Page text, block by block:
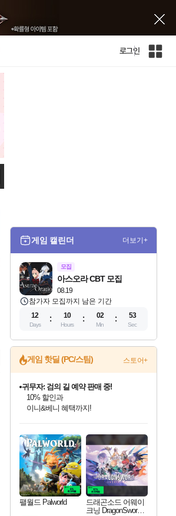
로그인
인
게임 캘린더 더보기+
모집
08.19
아스오라 CBT 모집
참가자 모집까지 남은 기간
12
Days
10
Hours
02
Min
52
Sec
게임 핫딜 (PC/스팀) 스토어+
최대 90% 할인가를 만나보세요!
네이버혜택과 함께 만나보세요!
50%할인&추가 적립까지!
귀무자: 검의 길 예약 판매 중!
10% 할인과
이니&베니 혜택까지!
네이버 혜택가와 함께 예약하세요!
할인&네이버혜택으로 만나보세요!
네이버페이 혜택과 만나보세요!
40주년 프로모션으로 만나보세요!
네이버 포인트 혜택까지!
할인가에 만나보세요!
일부 에디션 상시 할인!
혜택으로 예약 판매 중
편안하게 충전하세요
팰월드 Palworld
드래곤소드 어웨이
크닝 DragonSword A